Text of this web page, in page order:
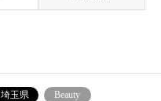
埼玉県 Beauty